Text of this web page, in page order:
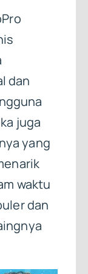
dan
juga
yang
waktu
dan